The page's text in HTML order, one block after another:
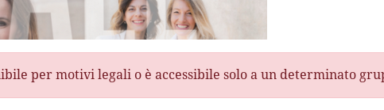
per motivi legali o è accessibile solo a un determinato